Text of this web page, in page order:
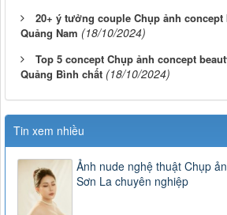
20+ ý tưởng couple Chụp ảnh concept
Quảng Nam (18/10/2024)
Top 5 concept Chụp ảnh concept
Quảng Bình chất (18/10/2024)
Tin xem nhiều
Ảnh nude nghệ thuật Chụp
Sơn La chuyên nghiệp